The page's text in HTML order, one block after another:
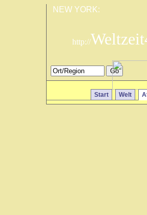
NEW YORK:
http://
Start Welt